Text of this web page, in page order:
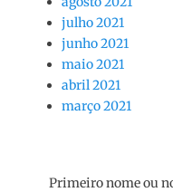
julho 2021
junho 2021
maio 2021
abril 2021
março 2021
Primeiro nome ou